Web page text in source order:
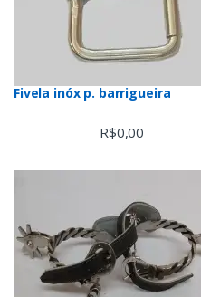
Fivela inóx p. barrigueira
R$0,00